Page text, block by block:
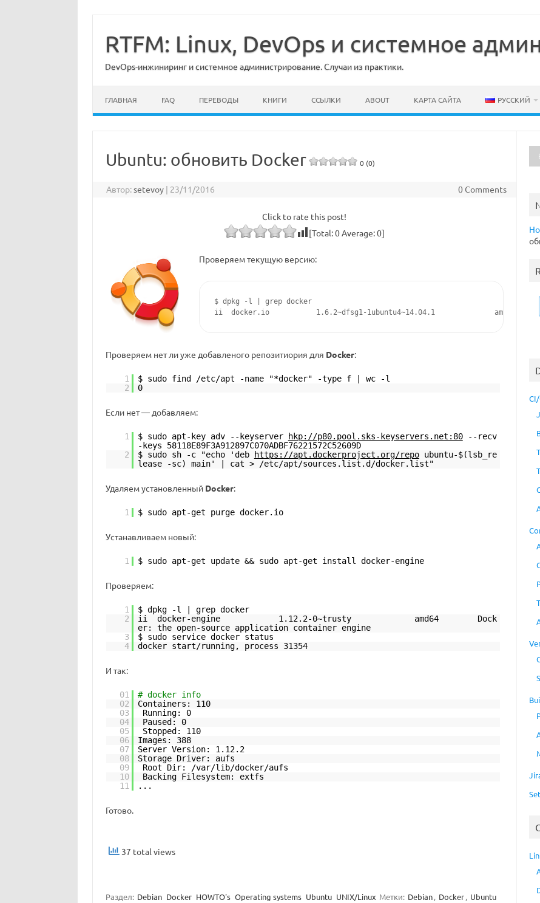
содержимому
RTFM: Linux, DevOps и системное
DevOps-инжиниринг и системное администрирование. Случаи из практики.
ГЛАВНАЯ FAQ ПЕРЕВОДЫ КНИГИ ССЫЛКИ ABOUT КАРТА САЙТА РУССКИЙ
Ubuntu: обновить Docker 0 (0)
Автор:setevoy | 23/11/2016 0 Comments
Click to rate this post!
[Total:0Average:0]
Проверяем текущую версию:
$ dpkg -l | grep docker
Проверяем нет ли уже добавленого репозитиория для Docker:
1
$ sudo find /etc/apt -name "*docker" -type f | wc -l
2
0
Если нет — добавляем:
1 $ sudo apt-key adv --keyserver hkp://p80.pool.sks-keyservers.net:80--recv
-keys 58118E89F3A912897C070ADBF76221572C52609D
2
$ sudo sh -c "echo 'deb https://apt.dockerproject.org/repoubuntu-$(lsb_re
lease -sc) main' | cat > /etc/apt/sources.list.d/docker.list"
Удаляем установленный Docker:
1 $ sudo apt-get purge docker.io
Уcтанавливаем новый:
1 $ sudo apt-get update && sudo apt-get install docker-engine
Проверяем:
1
$ dpkg -l | grep docker
2
ii docker-engine 1.12.2-0~trusty amd64 Dock
er: the open-source application container engine
3
$ sudo service docker status
4
docker start/running, process 31354
И так:
01
# docker info
02
Containers: 110
03
Running: 0
04
Paused: 0
05
Stopped: 110
06
Images: 388
07
Server Version: 1.12.2
08
Storage Driver: aufs
09
Root Dir: /var/lib/docker/aufs
10
Backing Filesystem: extfs
11
...
Готово.
37 total views
Раздел: Debian Docker HOWTO's Operating systems Ubuntu UNIX/Linux Метки: Debian, Docker, Ubuntu